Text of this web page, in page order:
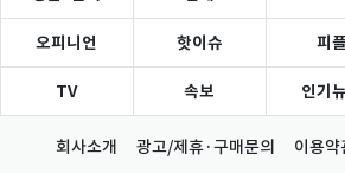
오피니언 핫이슈 피플
TV 속보 인기
회사소개 광고/제휴·구매문의 이용약